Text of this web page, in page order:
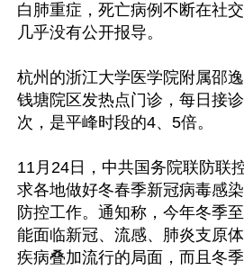
白肺重症，死亡病例不断在社
几乎没有公开报导。
杭州的浙江大学医学院附属邵
钱塘院区发热点门诊，每日接
次，是平峰时段的4、5倍。
11月24日，中共国务院联防联
求各地做好冬春季新冠病毒感
防控工作。通知称，今年冬季
能面临新冠、流感、肺炎支原
疾病叠加流行的局面，而且冬